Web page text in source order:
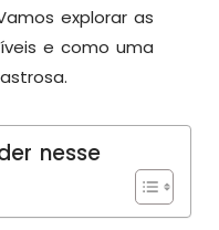
explorar as
e como uma
nesse